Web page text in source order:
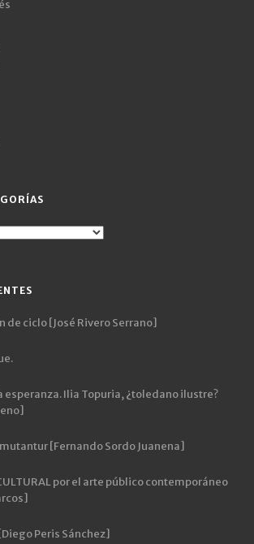
de ciclo [José Rivero Serrano]
Ilia Topuria, ¿toledano ilustre?
[Fernando Sordo Juanena]
por el arte público contemporáneo
Peris Sánchez]